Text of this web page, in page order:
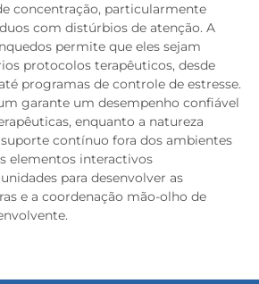
concentração, particularmente
com distúrbios de atenção. A
permite que eles sejam
protocolos terapêuticos, desde
programas de controle de estresse.
garante um desempenho confiável
enquanto a natureza
contínuo fora dos ambientes
elementos interactivos
para desenvolver as
e a coordenação mão-olho de